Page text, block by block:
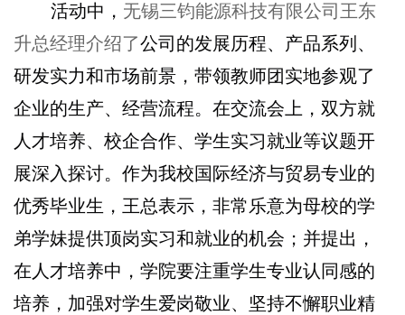
活动中， 无锡三钧能源科技有限公司王东
升总经理介绍了公司的发展历程、产品系列、
研发实力和市场前景，带领教师团实地参观了
企业的生产、经营流程。在交流会上，双方就
人才培养、校企合作、学生实习就业等议题开
展深入探讨。作为我校国际经济与贸易专业的
优秀毕业生，王总表示，非常乐意为母校的学
弟学妹提供顶岗实习和就业的机会；并提出，
在人才培养中，学院要注重学生专业认同感的
培养，加强对学生爱岗敬业、坚持不懈职业精